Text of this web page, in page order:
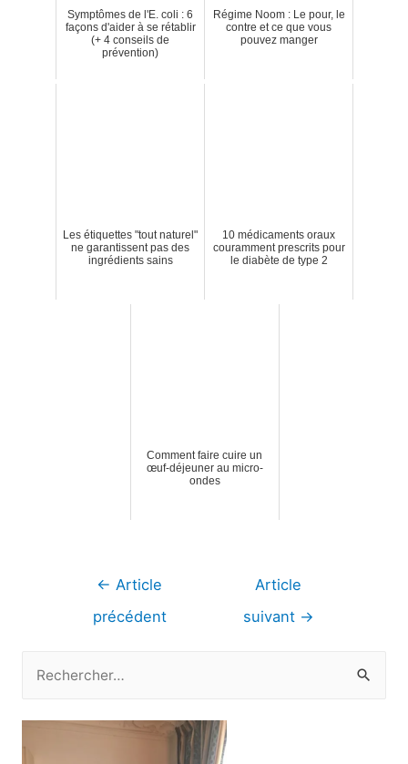
Symptômes de l'E. coli : 6
façons d'aider à se rétablir
(+ 4 conseils de
prévention)
Régime Noom : Le pour, le
contre et ce que vous
pouvez manger
Les étiquettes "tout naturel"
ne garantissent pas des
ingrédients sains
10 médicaments oraux
couramment prescrits pour
le diabète de type 2
Comment faire cuire un
œuf-déjeuner au micro-
ondes
Navigation
← Article
précédent
Article
suivant →
c
h